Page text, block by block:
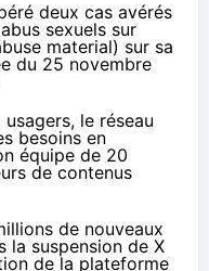
deux cas avérés
sexuels sur
material) sur sa
du 25 novembre
le réseau
besoins en
équipe de 20
de contenus
de nouveaux
la suspension de X
de la plateforme